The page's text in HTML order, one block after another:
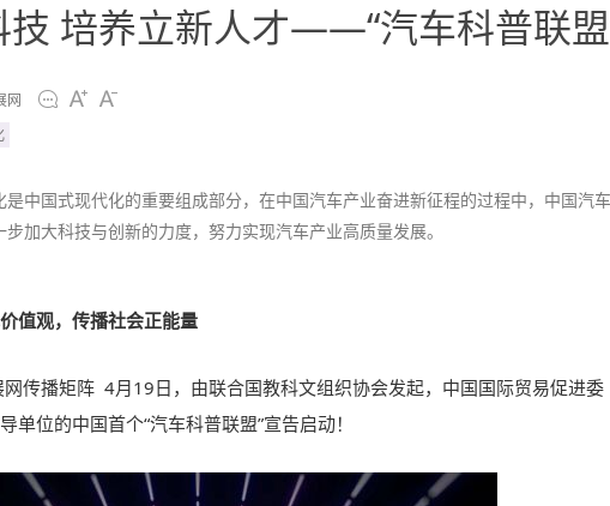
技 培养立新人才——“汽车科普联
网
是中国式现代化的重要组成部分，在中国汽车产业奋进新征程的过程中，中国汽车
加大科技与创新的力度，努力实现汽车产业高质量发展。
值观，传播社会正能量
网传播矩阵 4月19日，由联合国教科文组织协会发起，中国国际贸易促进委
单位的中国首个“汽车科普联盟”宣告启动！